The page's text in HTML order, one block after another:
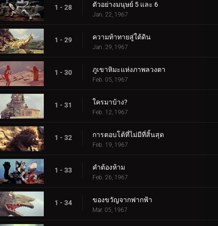
1 - 28 ตัวอย่างมนุษย์ 5 และ 6
Jan. 22, 1967
1 - 29 ความท้าทายสู่ใต้ดิน
Jan. 29, 1967
1 - 30 ภูเขาหิมะแห่งภาพลวงตา
Feb. 05, 1967
1 - 31 ใครมาบ้าง?
Feb. 12, 1967
1 - 32 การตอบโต้ที่ไม่มีที่สิ้นสุด
Feb. 19, 1967
1 - 33 คำต้องห้าม
Feb. 26, 1967
1 - 34 ของขวัญจากฟากฟ้า
Mar. 05, 1967